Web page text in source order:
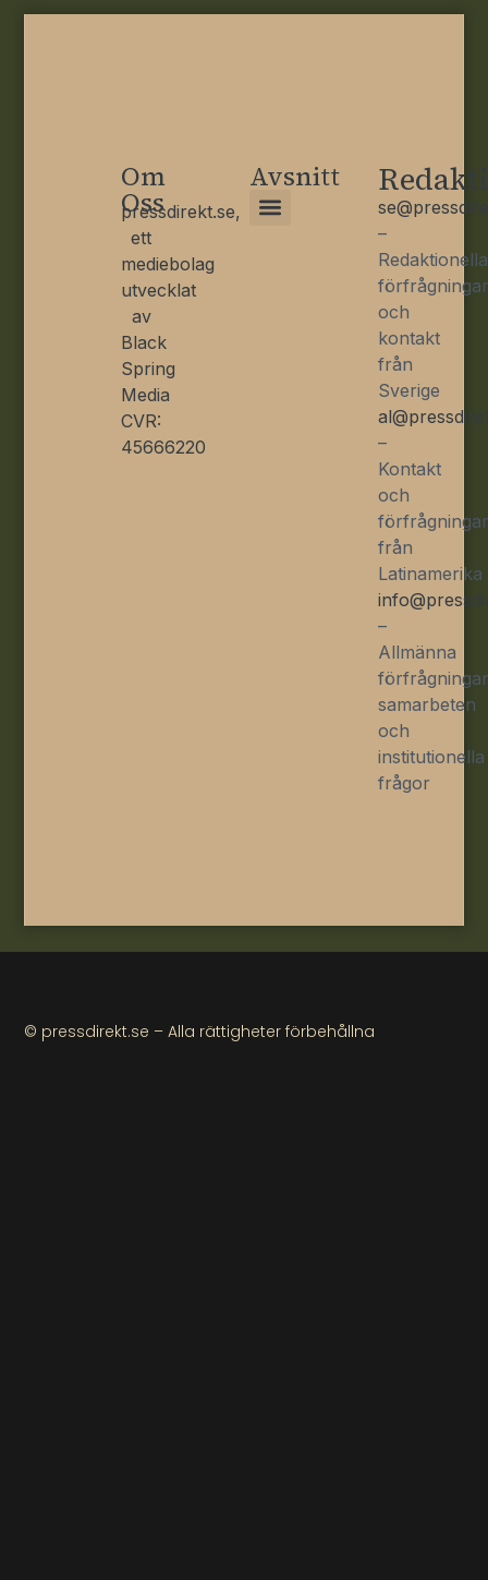
Om
Oss
pressdirekt.se,
ett
mediebolag
utvecklat
av
Black
Spring
Media
CVR:
45666220
Avsnitt
–
Redaktionella
förfrågningar
och
kontakt
från
Sverige
–
Kontakt
och
förfrågningar
från
Latinamerika
–
Allmänna
samarbeten
och
institutionella
frågor
© pressdirekt.se – Alla rättigheter förbehållna